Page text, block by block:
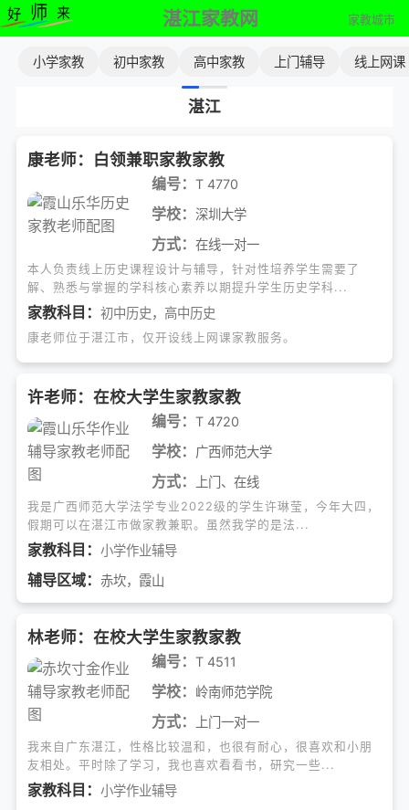
湛江家教网 家教城市
小学家教 初中家教 高中家教 上门辅导 线上网课
湛江
康老师：白领兼职家教家教
编号： T 4770
学校： 深圳大学
方式： 在线一对一
本人负责线上历史课程设计与辅导，针对性培养学生需要了
解、熟悉与掌握的学科核心素养以期提升学生历史学科...
家教科目： 初中历史， 高中历史
康老师位于湛江市，仅开设线上网课家教服务。
许老师：在校大学生家教家教
编号： T 4720
学校： 广西师范大学
方式： 上门、在线
我是广西师范大学法学专业2022级的学生许琳莹，今年大四，
假期可以在湛江市做家教兼职。虽然我学的是法...
家教科目： 小学作业辅导
辅导区域： 赤坎，霞山
林老师：在校大学生家教家教
编号： T 4511
学校： 岭南师范学院
方式： 上门一对一
我来自广东湛江，性格比较温和，也很有耐心，很喜欢和小朋
友相处。平时除了学习，我也喜欢看看书，研究一些...
家教科目： 小学作业辅导